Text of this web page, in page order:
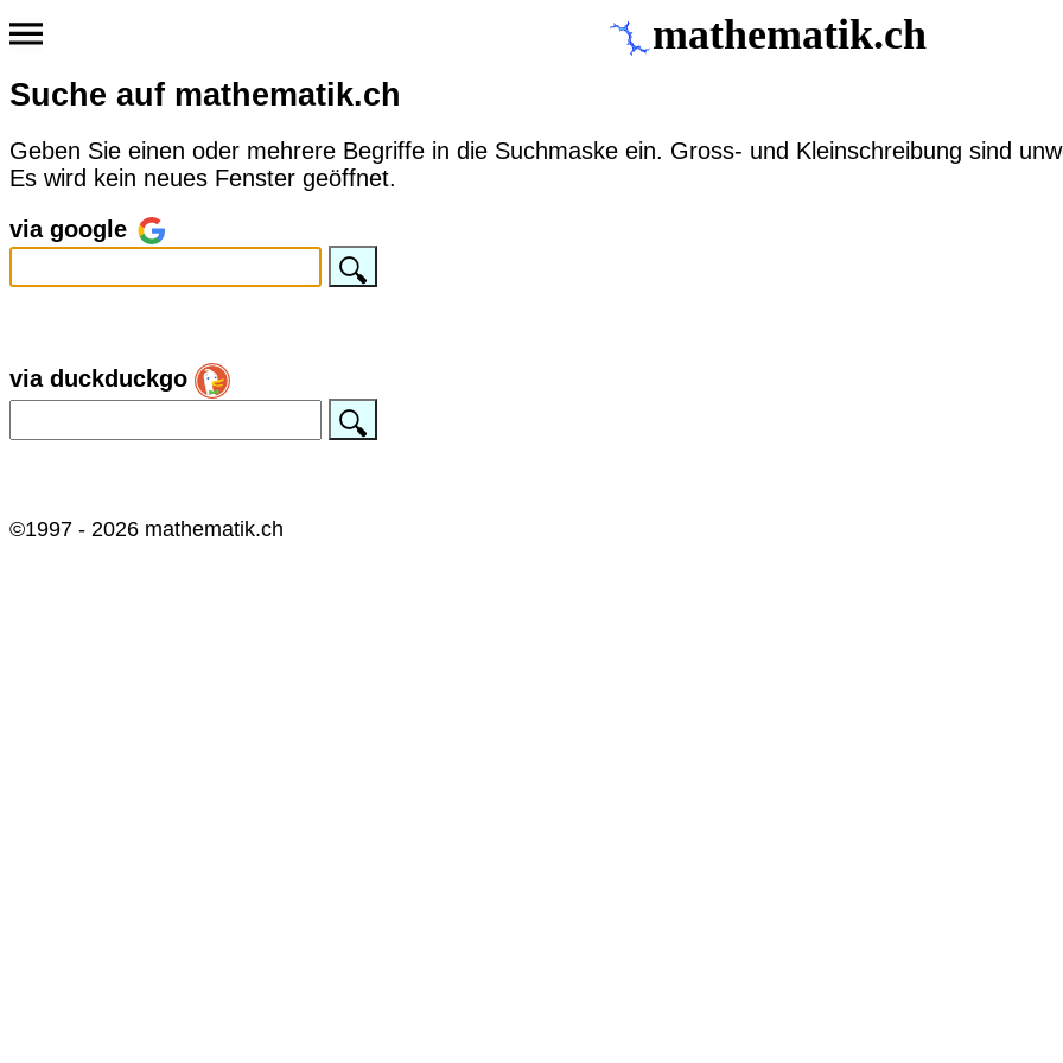
mathematik.ch
Suche auf mathematik.ch
Geben Sie einen oder mehrere Begriffe in die Suchmaske ein. Gross- und Kleinschreibung sind
Es wird kein neues Fenster geöffnet.
via google
via duckduckgo
©1997 - 2026 mathematik.ch